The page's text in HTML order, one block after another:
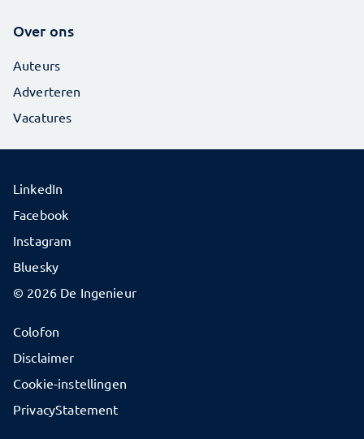
Over ons
Auteurs
Adverteren
Vacatures
© 2026 De Ingenieur
Colofon
Disclaimer
Cookie-instellingen
PrivacyStatement
LinkedIn
Facebook
Instagram
Bluesky